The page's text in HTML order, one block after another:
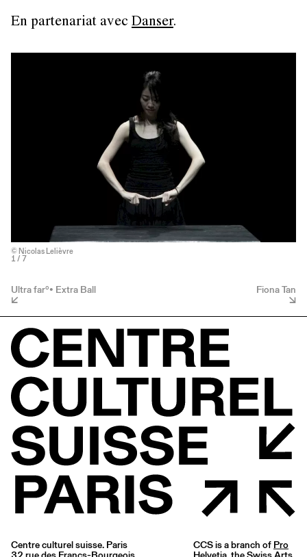
En partenariat avec Danser.
© Nicolas Lelièvre
1 / 7
Ultra far°• Extra Ball Fiona Tan
Centre culturel suisse. Paris CCS is a branch of Pro